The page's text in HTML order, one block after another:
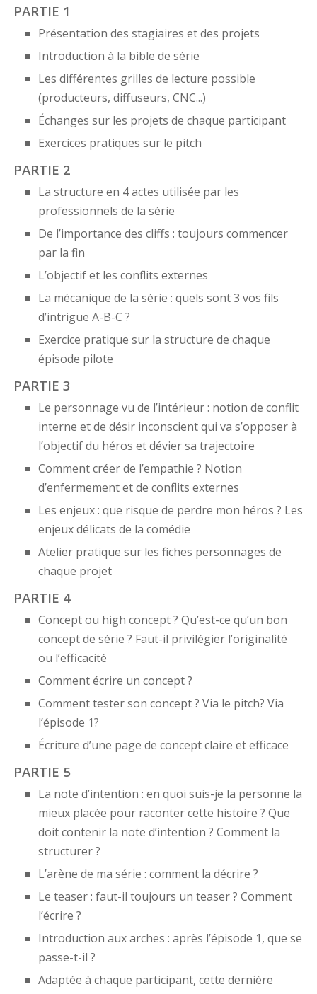
PARTIE 1
Présentation des stagiaires et des projets
Introduction à la bible de série
Les différentes grilles de lecture possible
(producteurs, diffuseurs, CNC...)
Échanges sur les projets de chaque participant
Exercices pratiques sur le pitch
PARTIE 2
La structure en 4 actes utilisée par les
professionnels de la série
De l’importance des cliffs : toujours commencer
par la fin
L’objectif et les conflits externes
La mécanique de la série : quels sont 3 vos fils
d’intrigue A-B-C ?
Exercice pratique sur la structure de chaque
épisode pilote
PARTIE 3
Le personnage vu de l’intérieur : notion de conflit
interne et de désir inconscient qui va s’opposer à
l’objectif du héros et dévier sa trajectoire
Comment créer de l’empathie ? Notion
d’enfermement et de conflits externes
Les enjeux : que risque de perdre mon héros ? Les
enjeux délicats de la comédie
Atelier pratique sur les fiches personnages de
chaque projet
PARTIE 4
Concept ou high concept ? Qu’est-ce qu’un bon
concept de série ? Faut-il privilégier l’originalité
ou l’efficacité
Comment écrire un concept ?
Comment tester son concept ? Via le pitch? Via
l’épisode 1?
Écriture d’une page de concept claire et efficace
PARTIE 5
La note d’intention : en quoi suis-je la personne la
mieux placée pour raconter cette histoire ? Que
doit contenir la note d’intention ? Comment la
structurer ?
L’arène de ma série : comment la décrire ?
Le teaser : faut-il toujours un teaser ? Comment
l’écrire ?
Introduction aux arches : après l’épisode 1, que se
passe-t-il ?
Adaptée à chaque participant, cette dernière